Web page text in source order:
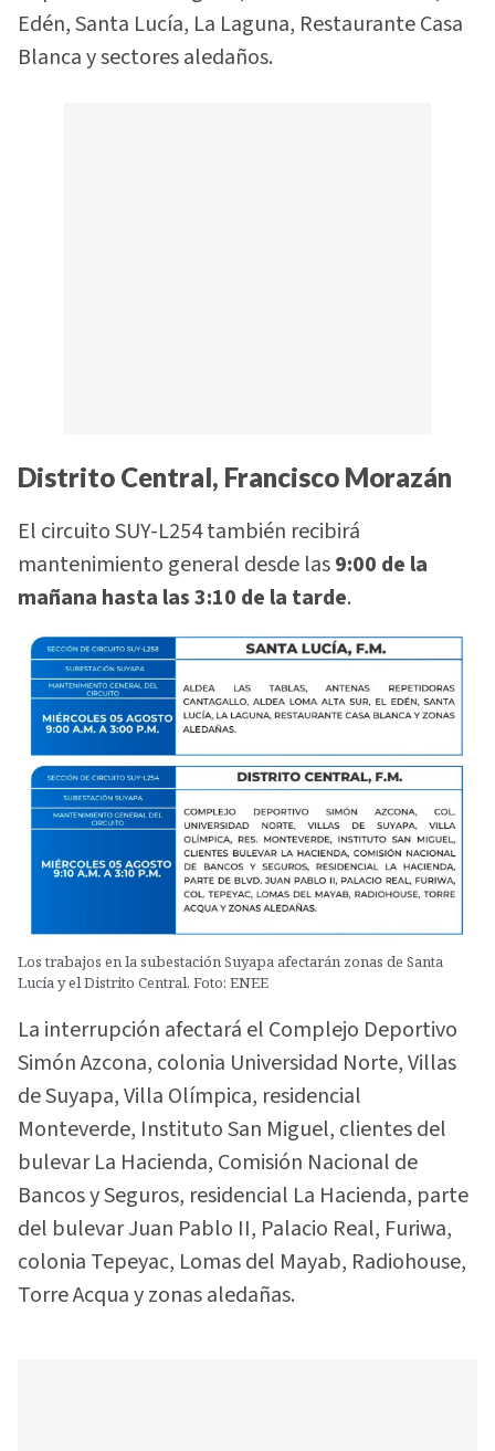
Edén, Santa Lucía, La Laguna, Restaurante Casa
Blanca y sectores aledaños.
Distrito Central, Francisco Morazán
El circuito SUY-L254 también recibirá
mantenimiento general desde las9:00 de la
mañana hasta las 3:10 de la tarde.
Los trabajos en la subestación Suyapa afectarán zonas de Santa
Lucía y el Distrito Central. Foto: ENEE
La interrupción afectará el Complejo Deportivo
Simón Azcona, colonia Universidad Norte, Villas
de Suyapa, Villa Olímpica, residencial
Monteverde, Instituto San Miguel, clientes del
bulevar La Hacienda, Comisión Nacional de
Bancos y Seguros, residencial La Hacienda, parte
del bulevar Juan Pablo II, Palacio Real, Furiwa,
colonia Tepeyac, Lomas del Mayab, Radiohouse,
Torre Acqua y zonas aledañas.